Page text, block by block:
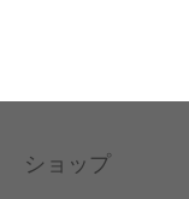
ショップ